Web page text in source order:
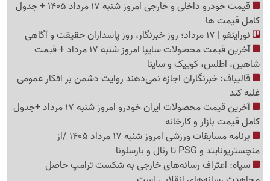
قیمت خودرو داخلی و خارجی امروز شنبه 17 مرداد 1405 + جدول
کامل قیمت ها
نوراینفو | 17 مرداد؛ روز خبرنگار، روز پاسداران حقیقت و آگاهی
آخرین قیمت محصولات سایپا امروز شنبه 17 مرداد + قیمت
شاهین، اطلس، کوییک و ساینا
قالیباف: خبرنگاران اجازه نمی‌دهند روایت دشمن بر افکار عمومی
غلبه کند
آخرین قیمت محصولات ایران خودرو امروز شنبه 17 مرداد +جدول
کامل قیمت بازار و کارخانه
برنامه مسابقات ورزشی امروز شنبه 17 مرداد 1405 /از
منچستریونایتد و PSG تا رئال و بارسلونا
سپاه: اعتراف رسانه‌های خارجی به شکست ترامپ حاصل